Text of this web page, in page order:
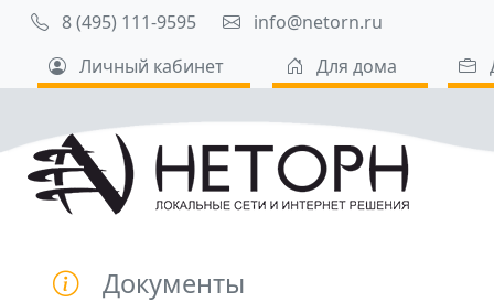
8 (495) 111-9595
info@netorn.ru
Личный кабинет
Для дома
Документы